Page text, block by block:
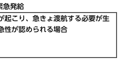
急発給
起こり、急きょ渡航する必要が生
性が認められる場合